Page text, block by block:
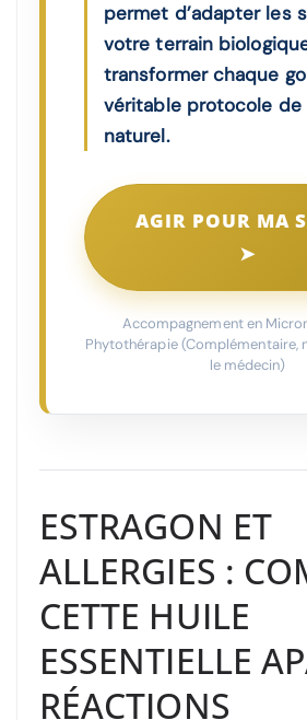
permet d’adapter les
votre terrain
transformer chaque
véritable protocole de
naturel.
AGIR POUR MA
➤
Accompagnement en
Phytothérapie (Complémentaire,
le médecin)
ESTRAGON ET
ALLERGIES :
CETTE HUILE
ESSENTIELLE
RÉACTIONS